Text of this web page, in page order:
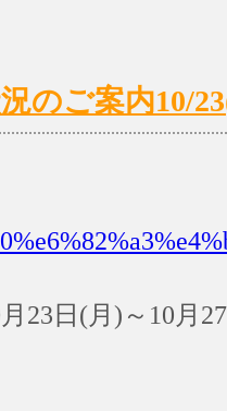
のご案内10/
23日(月)～10月